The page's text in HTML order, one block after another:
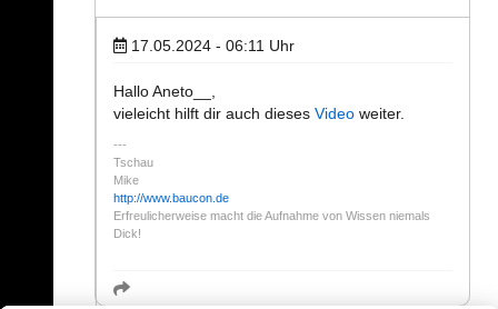
17.05.2024 - 06:11 Uhr
Hallo Aneto__,
vieleicht hilft dir auch dieses Video weiter.
Tschau
Mike
http://www.baucon.de
Erfreulicherweise macht die Aufnahme von Wissen niemals
Dick!